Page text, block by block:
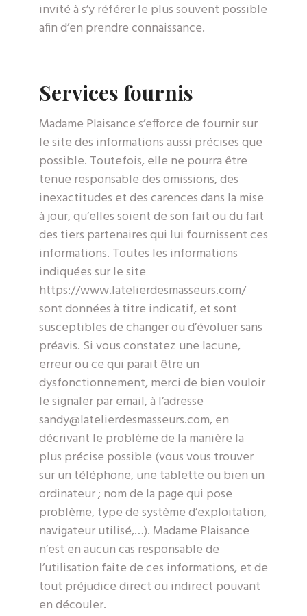
invité à s’y référer le plus souvent possible
afin d’en prendre connaissance.
Services fournis
Madame Plaisance s’efforce de fournir sur
le site des informations aussi précises que
possible. Toutefois, elle ne pourra être
tenue responsable des omissions, des
inexactitudes et des carences dans la mise
à jour, qu’elles soient de son fait ou du fait
des tiers partenaires qui lui fournissent ces
informations. Toutes les informations
indiquées sur le site
https://www.latelierdesmasseurs.com/
sont données à titre indicatif, et sont
susceptibles de changer ou d’évoluer sans
préavis. Si vous constatez une lacune,
erreur ou ce qui parait être un
dysfonctionnement, merci de bien vouloir
le signaler par email, à l’adresse
sandy@latelierdesmasseurs.com, en
décrivant le problème de la manière la
plus précise possible (vous vous trouver
sur un téléphone, une tablette ou bien un
ordinateur ; nom de la page qui pose
problème, type de système d’exploitation,
navigateur utilisé,…). Madame Plaisance
n’est en aucun cas responsable de
l’utilisation faite de ces informations, et de
tout préjudice direct ou indirect pouvant
en découler.